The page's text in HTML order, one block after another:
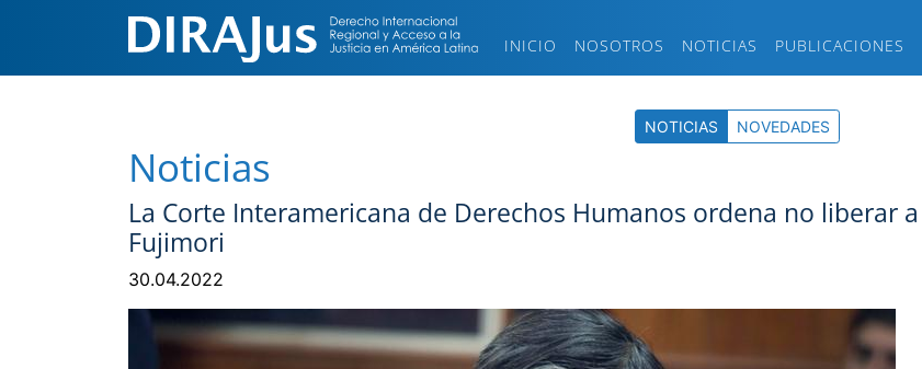
INICIO NOSOTROS NOTICIAS PUBLICACIONES
NOTICIAS NOVEDADES
Noticias
La Corte Interamericana de Derechos Humanos ordena no liberar a
Fujimori
30.04.2022